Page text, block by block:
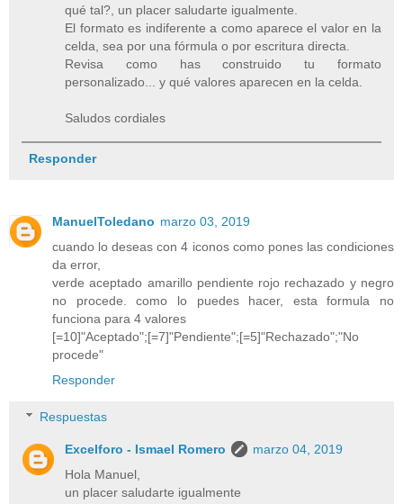
qué tal?, un placer saludarte igualmente.
El formato es indiferente a como aparece el valor en la
celda, sea por una fórmula o por escritura directa.
Revisa como has construido tu formato
personalizado... y qué valores aparecen en la celda.
Saludos cordiales
Responder
ManuelToledano marzo 03, 2019
cuando lo deseas con 4 iconos como pones las condiciones
da error,
verde aceptado amarillo pendiente rojo rechazado y negro
no procede. como lo puedes hacer, esta formula no
funciona para 4 valores
[=10]"Aceptado";[=7]"Pendiente";[=5]"Rechazado";"No
procede"
Responder
Respuestas
Excelforo - Ismael Romero
marzo 04, 2019
Hola Manuel,
un placer saludarte igualmente